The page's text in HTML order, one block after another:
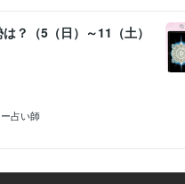
？（5（日）～11（土）
占い師